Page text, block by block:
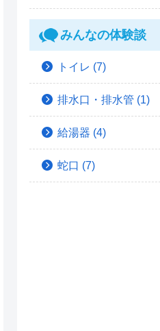
みんなの体験談
トイレ (7)
排水口・排水管 (1)
給湯器 (4)
蛇口 (7)